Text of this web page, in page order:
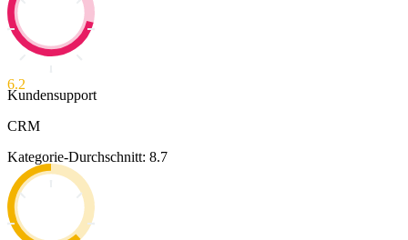
6.2
Kundensupport
CRM
Kategorie-Durchschnitt: 8.7